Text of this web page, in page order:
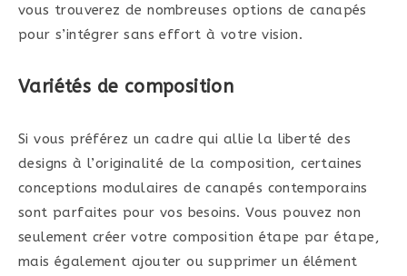
vous trouverez de nombreuses options de canapés
pour s’intégrer sans effort à votre vision.
Variétés de composition
Si vous préférez un cadre qui allie la liberté des
designs à l’originalité de la composition, certaines
conceptions modulaires de canapés contemporains
sont parfaites pour vos besoins. Vous pouvez non
seulement créer votre composition étape par étape,
mais également ajouter ou supprimer un élément